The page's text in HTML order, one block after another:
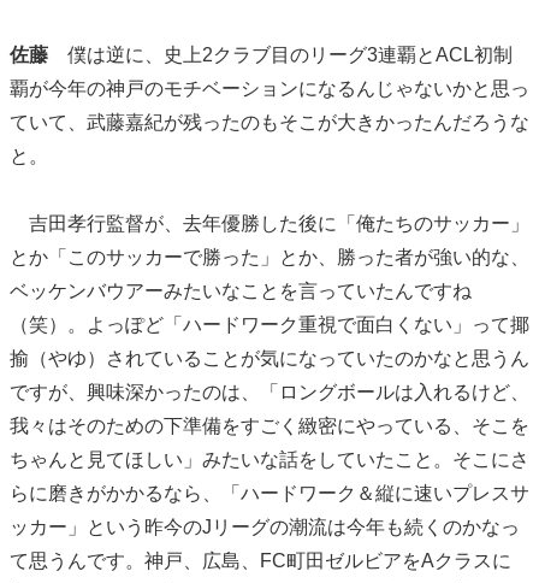
佐藤 僕は逆に、史上2クラブ目のリーグ3連覇とACL初制
覇が今年の神戸のモチベーションになるんじゃないかと思っ
ていて、武藤嘉紀が残ったのもそこが大きかったんだろうな
と。
吉田孝行監督が、去年優勝した後に「俺たちのサッカー」
とか「このサッカーで勝った」とか、勝った者が強い的な、
ベッケンバウアーみたいなことを言っていたんですね
（笑）。よっぽど「ハードワーク重視で面白くない」って揶
揄（やゆ）されていることが気になっていたのかなと思うん
ですが、興味深かったのは、「ロングボールは入れるけど、
我々はそのための下準備をすごく緻密にやっている、そこを
ちゃんと見てほしい」みたいな話をしていたこと。そこにさ
らに磨きがかかるなら、「ハードワーク＆縦に速いプレスサ
ッカー」という昨今のJリーグの潮流は今年も続くのかなっ
て思うんです。神戸、広島、FC町田ゼルビアをAクラスに